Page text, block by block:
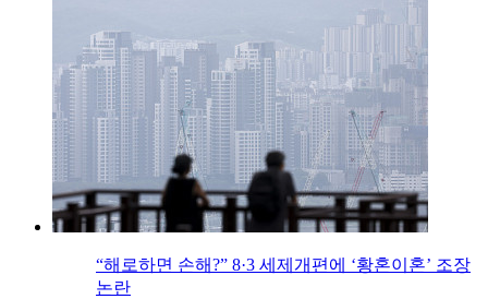
“해로하면 손해?” 8·3 세제개편에 ‘황혼이혼’ 조장
논란